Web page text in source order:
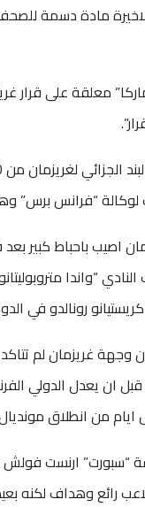
مادة دسمة للصحف
معلقة على قرار
“فرانس برس”
اصيب باحباط كبير بعد
“واندا
رونالدو في
غريزمان لم تتاكد
ان يعدل الدولي
ايام من انطلاق
“سبورت” ارنست